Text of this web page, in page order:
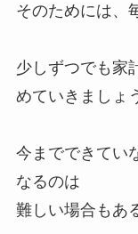
そのためには、
少しずつでも家
めていきましょ
今までできてい
なるのは
難しい場合もあ